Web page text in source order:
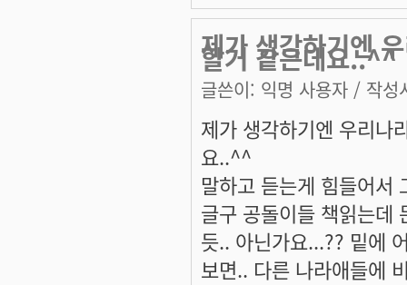
제가 생각하기엔
할거 같은데요..^^
글쓴이: 익명 사용자 / 작성
제가 생각하기엔 우리나
요..^^
말하고 듣는게 힘들어서
글구 공돌이들 책읽는데
듯.. 아닌가요...?? 밑에
보면.. 다른 나라애들에